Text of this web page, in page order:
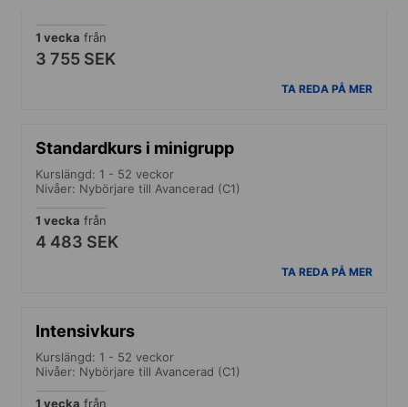
1 vecka från
3 755 SEK
TA REDA PÅ MER
Standardkurs i minigrupp
Kurslängd: 1 - 52 veckor
Nivåer: Nybörjare till Avancerad (C1)
1 vecka från
4 483 SEK
TA REDA PÅ MER
Intensivkurs
Kurslängd: 1 - 52 veckor
Nivåer: Nybörjare till Avancerad (C1)
1 vecka från